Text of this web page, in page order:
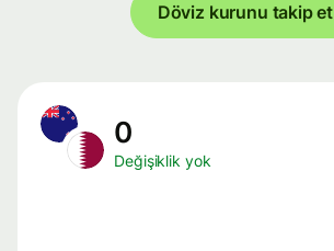
Döviz kurunu takip et
0
Değişiklik yok